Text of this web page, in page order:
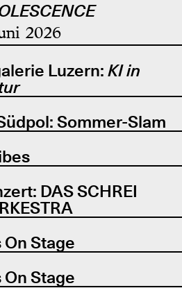
2026
Luzern: KI in
Sommer-Slam
DAS SCHREI
Stage
Stage